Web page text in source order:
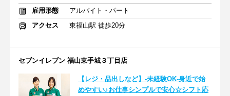
雇用形態
アルバイト・パート
アクセス
東福山駅 徒歩20分
セブンイレブン 福山東手城３丁目店
【レジ・品出しなど】-未経験OK-身近で始
めやすい♪お仕事シンプルで安心☆シフト応